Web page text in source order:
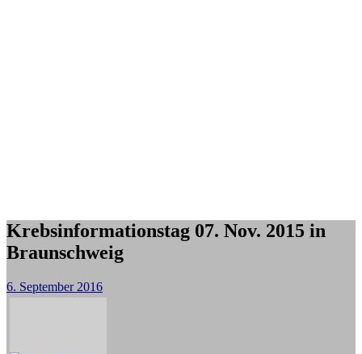
Krebsinformationstag 07. Nov. 2015 in
Braunschweig
6. September 2016